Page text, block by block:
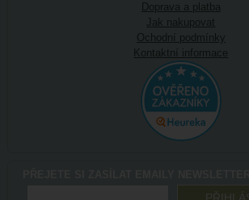
Doprava a platba
Jak nakupovat
Ochodní podmínky
Kontaktní informace